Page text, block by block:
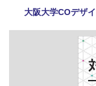
大阪大学COデザ